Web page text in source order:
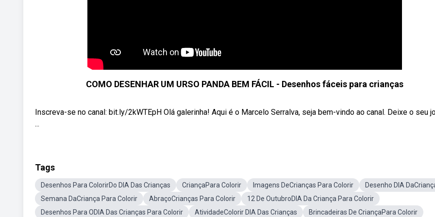
COMO DESENHAR UM URSO PANDA BEM FÁCIL - Desenhos fáceis para crianças
Inscreva-se no canal: bit.ly/2kWTEpH Olá galerinha! Aqui é o Marcelo Serralva, seja bem-vindo ao canal. Deixe o seu
...
Tags
Desenhos Para ColorirDo DIA Das Crianças CriançaPara Colorir Imagens DeCrianças Para Colorir
Desenho DIA
Semana DaCriança Para Colorir
AbraçoCrianças Para Colorir
12 De OutubroDIA Da Criança Para Colorir
Desenhos Para ODIA Das Crianças Para Colorir
AtividadeColorir DIA Das Crianças Brincadeiras De CriançaPara Colorir